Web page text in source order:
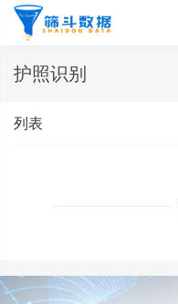
护照识别
列表